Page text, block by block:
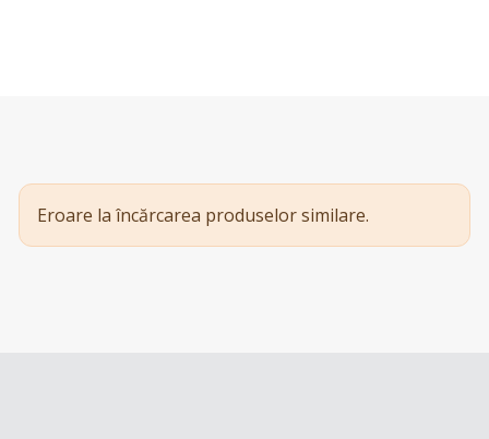
Eroare la încărcarea produselor similare.